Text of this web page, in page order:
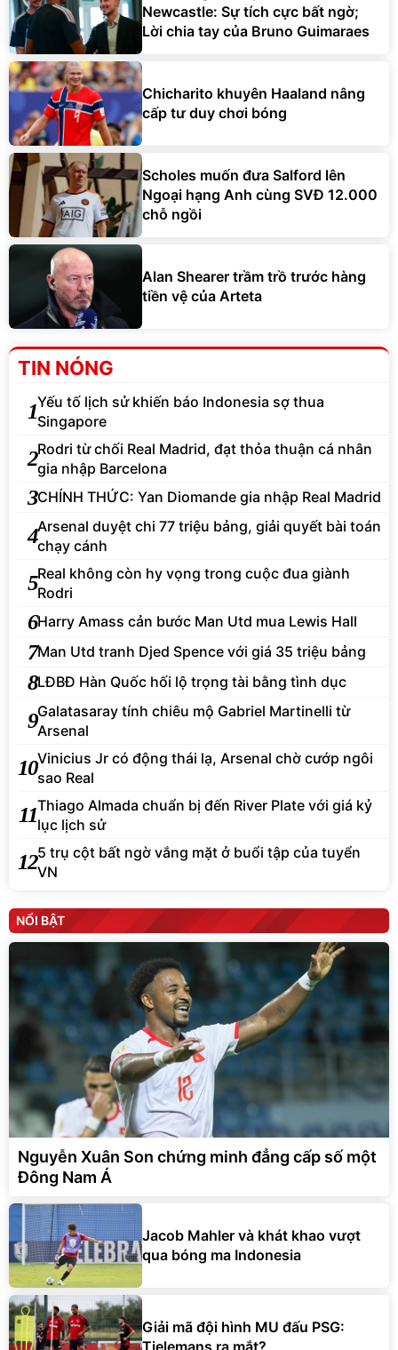
Newcastle: Sự tích cực bất ngờ;
Lời chia tay của Bruno Guimaraes
Chicharito khuyên Haaland nâng
cấp tư duy chơi bóng
Scholes muốn đưa Salford lên
Ngoại hạng Anh cùng SVĐ 12.000
chỗ ngồi
Alan Shearer trầm trồ trước hàng
tiền vệ của Arteta
TIN NÓNG
1Yếu tố lịch sử khiến báo Indonesia sợ thua
Singapore
2Rodri từ chối Real Madrid, đạt thỏa thuận cá nhân
gia nhập Barcelona
3CHÍNH THỨC: Yan Diomande gia nhập Real Madrid
4Arsenal duyệt chi 77 triệu bảng, giải quyết bài toán
chạy cánh
5Real không còn hy vọng trong cuộc đua giành
Rodri
6Harry Amass cản bước Man Utd mua Lewis Hall
7Man Utd tranh Djed Spence với giá 35 triệu bảng
8LĐBĐ Hàn Quốc hối lộ trọng tài bằng tình dục
9Galatasaray tính chiêu mộ Gabriel Martinelli từ
Arsenal
10Vinicius Jr có động thái lạ, Arsenal chờ cướp ngôi
sao Real
11Thiago Almada chuẩn bị đến River Plate với giá kỷ
lục lịch sử
125 trụ cột bất ngờ vắng mặt ở buổi tập của tuyển
VN
NỔI BẬT
Nguyễn Xuân Son chứng minh đẳng cấp số một
Đông Nam Á
Jacob Mahler và khát khao vượt
qua bóng ma Indonesia
Giải mã đội hình MU đấu PSG: